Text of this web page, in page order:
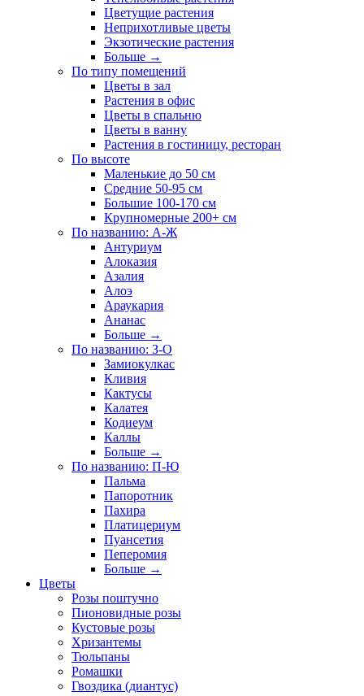
Цветущие растения
Неприхотливые цветы
Экзотические растения
Больше →
По типу помещений
Цветы в зал
Растения в офис
Цветы в спальню
Цветы в ванну
Растения в гостиницу, ресторан
По высоте
Маленькие до 50 см
Средние 50-95 см
Большие 100-170 см
Крупномерные 200+ см
По названию: А-Ж
Антуриум
Алоказия
Азалия
Алоэ
Араукария
Ананас
Больше →
По названию: З-О
Замиокулкас
Кливия
Кактусы
Калатея
Кодиеум
Каллы
Больше →
По названию: П-Ю
Пальма
Папоротник
Пахира
Платицериум
Пуансетия
Пеперомия
Больше →
Цветы
Розы поштучно
Пионовидные розы
Кустовые розы
Хризантемы
Тюльпаны
Ромашки
Гвоздика (диантус)